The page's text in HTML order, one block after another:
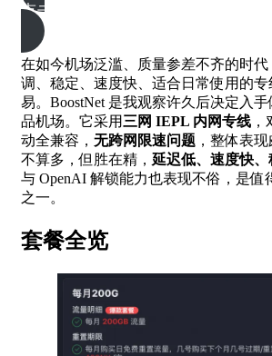
点击前往BoostNet机场
在如今机场泛滥、质量参差不齐的时
调、稳定、速度快、适合日常使用的
易。BoostNet 是我观察许久后决定入
品机场。它采用 三网 IEPL 内网专线
动全兼容， 无跨网限速问题 ，整体表
不算多，但胜在精， 延迟低、速度快、
与 OpenAI 解锁能力也表现不俗，是值
之一。
套餐全览